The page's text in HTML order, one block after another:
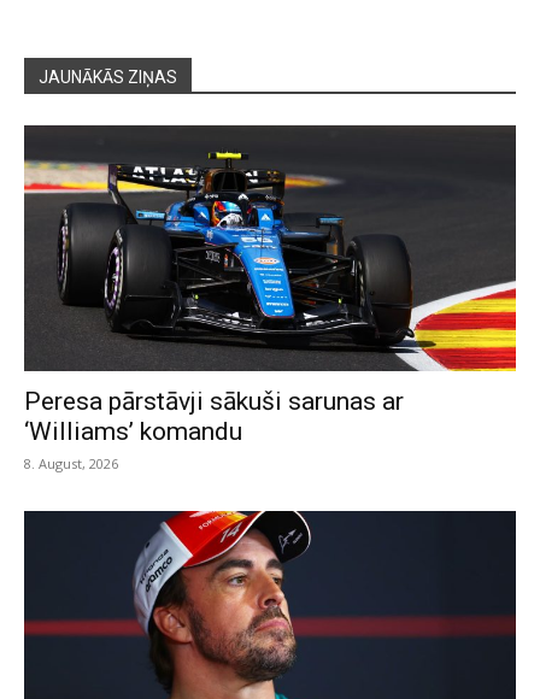
JAUNĀKĀS ZIŅAS
Peresa pārstāvji sākuši sarunas ar
‘Williams’ komandu
8. August, 2026